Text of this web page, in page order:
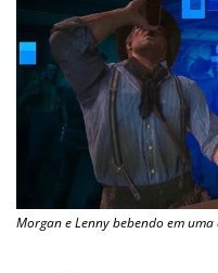
Morgan e Lenny bebendo em